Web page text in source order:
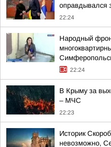
оправдывался
22:24
Народный
22:24
В Крыму за
– МЧС
22:23
Историк
невозможно,